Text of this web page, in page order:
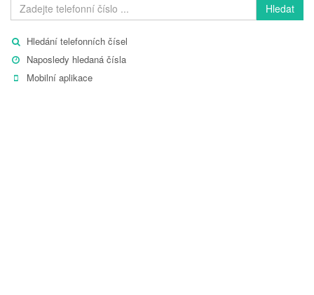
Hledat
Hledání telefonních čísel
Naposledy hledaná čísla
Mobilní aplikace